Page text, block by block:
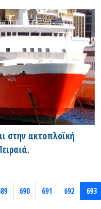
στην ακτοπλοϊκή
690 691 692 693